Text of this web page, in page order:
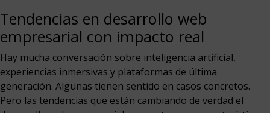
Tendencias en desarrollo web
empresarial con impacto real
Hay mucha conversación sobre inteligencia artificial,
experiencias inmersivas y plataformas de última
generación. Algunas tienen sentido en casos concretos.
Pero las tendencias que están cambiando de verdad el